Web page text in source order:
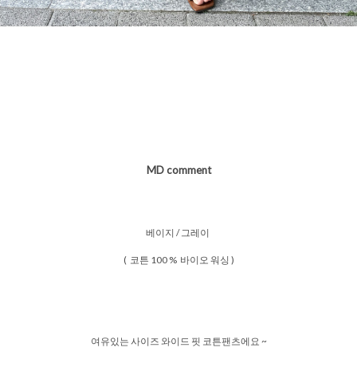
MD comment
베이지 / 그레이
( 코튼 100 % 바이오 워싱 )
여유있는 사이즈 와이드 핏 코튼팬츠에요 ~